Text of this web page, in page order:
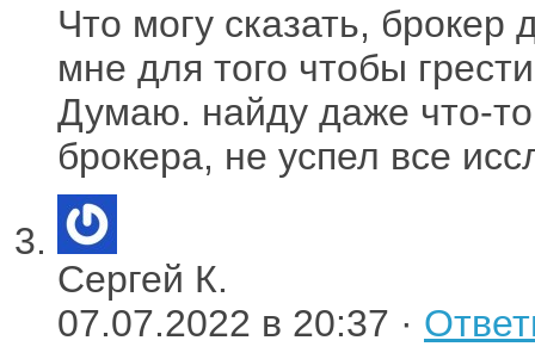
Что могу сказать,
мне для того чтобы
Думаю. найду даже что-
брокера, не успел все
Сергей К.
07.07.2022 в 20:37 ·